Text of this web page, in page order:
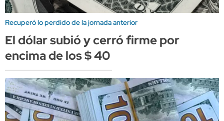
Recuperó lo perdido de la jornada anterior
El dólar subió y cerró firme por
encima de los $ 40